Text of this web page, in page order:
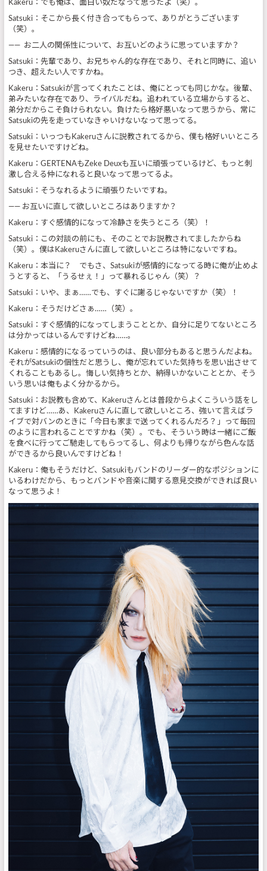
Kakeru：でも俺は、面白い奴だなって思ったよ（笑）。
Satsuki：そこから長く付き合ってもらって、ありがとうございます
（笑）。
—— お二人の関係性について、お互いどのように思っていますか？
Satsuki：先輩であり、お兄ちゃん的な存在であり、それと同時に、追い
つき、超えたい人ですかね。
Kakeru：Satsukiが言ってくれたことは、俺にとっても同じかな。後輩、
弟みたいな存在であり、ライバルだね。追われている立場からすると、
弟分だからこそ負けられない。負けたら格好悪いなって思うから、常に
Satsukiの先を走っていなきゃいけないなって思ってる。
Satsuki：いっつもKakeruさんに説教されてるから、僕も格好いいところ
を見せたいですけどね。
Kakeru：GERTENAもZeke Deuxも互いに頑張っているけど、もっと刺
激し合える仲になれると良いなって思ってるよ。
Satsuki：そうなれるように頑張りたいですね。
—— お互いに直して欲しいところはありますか？
Kakeru：すぐ感情的になって冷静さを失うところ（笑）！
Satsuki：この対談の前にも、そのことでお説教されてましたからね
（笑）。僕はKakeruさんに直して欲しいところは特にないですね。
Kakeru：本当に？ でもさ、Satsukiが感情的になってる時に俺が止めよ
うとすると、「うるせぇ！」って暴れるじゃん（笑）？
Satsuki：いや、まぁ……でも、すぐに謝るじゃないですか（笑）！
Kakeru：そうだけどさぁ……（笑）。
Satsuki：すぐ感情的になってしまうこととか、自分に足りてないところ
は分かってはいるんですけどね……。
Kakeru：感情的になるっていうのは、良い部分もあると思うんだよね。
それがSatsukiの個性だと思うし、俺が忘れていた気持ちを思い出させて
くれることもあるし。悔しい気持ちとか、納得いかないこととか、そう
いう思いは俺もよく分かるから。
Satsuki：お説教も含めて、Kakeruさんとは普段からよくこういう話をし
てますけど……あ、Kakeruさんに直して欲しいところ、強いて言えばラ
イブで対バンのときに「今日も家まで送ってくれるんだろ？」って毎回
のように言われることですかね（笑）。でも、そういう時は一緒にご飯
を食べに行ってご馳走してもらってるし、何よりも帰りながら色んな話
ができるから良いんですけどね！
Kakeru：俺もそうだけど、Satsukiもバンドのリーダー的なポジションに
いるわけだから、もっとバンドや音楽に関する意見交換ができれば良い
なって思うよ！